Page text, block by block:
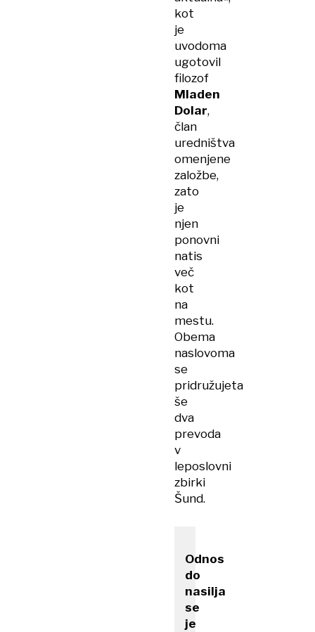
kot
je
uvodoma
ugotovil
filozof
Mladen
Dolar,
član
uredništva
omenjene
založbe,
zato
je
njen
ponovni
natis
več
kot
na
mestu.
Obema
naslovoma
se
pridružujeta
še
dva
prevoda
v
leposlovni
zbirki
Šund.
Odnos
do
nasilja
se
je